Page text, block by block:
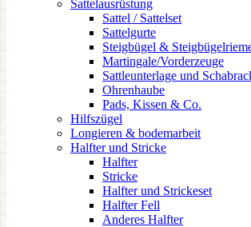
Sattelausrüstung
Sattel / Sattelset
Sattelgurte
Steigbügel &
Martingale/Vorderzeuge
Sattleunterlage und
Ohrenhaube
Pads, Kissen & Co.
Hilfszügel
Longieren & bodemarbeit
Halfter und Stricke
Halfter
Stricke
Halfter und Strickeset
Halfter Fell
Anderes Halfter